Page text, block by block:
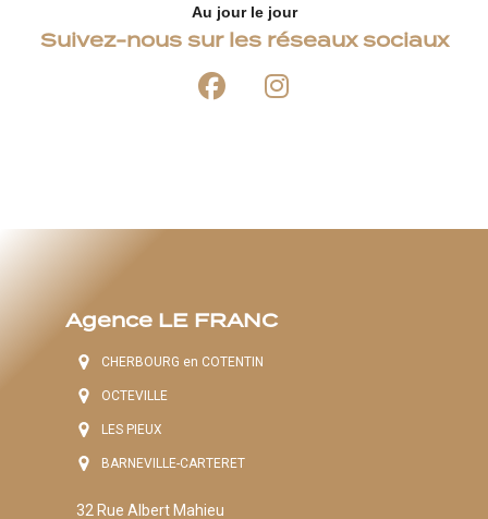
Au jour le jour
Suivez-nous sur les réseaux sociaux
Agence LE FRANC
CHERBOURG en COTENTIN
OCTEVILLE
LES PIEUX
BARNEVILLE-CARTERET
32 Rue Albert Mahieu